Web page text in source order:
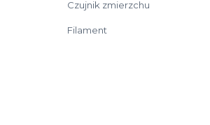
Czujnik zmierzchu
Filament